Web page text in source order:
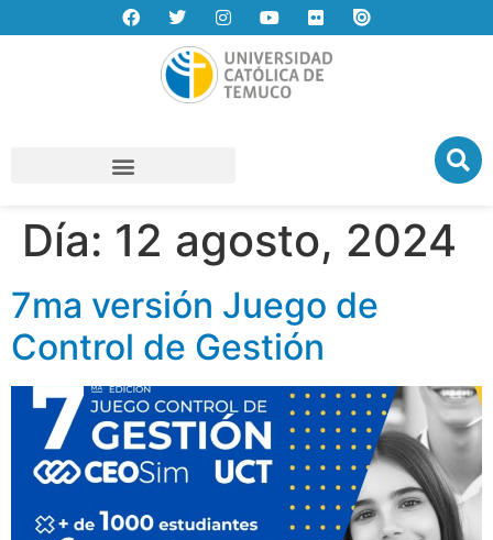
Día: 12 agosto, 2024
7ma versión Juego de
Control de Gestión